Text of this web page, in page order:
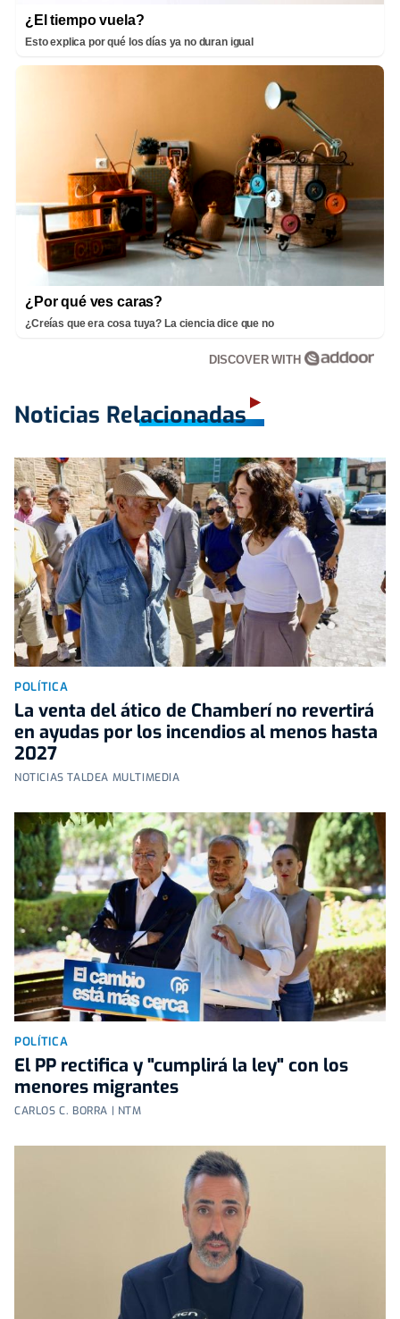
¿El tiempo vuela?
Esto explica por qué los días ya no duran igual
¿Por qué ves caras?
¿Creías que era cosa tuya? La ciencia dice que no
DISCOVER WITH
Noticias Relacionadas
POLÍTICA
La venta del ático de Chamberí no revertirá
en ayudas por los incendios al menos hasta
2027
NOTICIAS TALDEA MULTIMEDIA
POLÍTICA
El PP rectifica y "cumplirá la ley" con los
menores migrantes
CARLOS C. BORRA | NTM